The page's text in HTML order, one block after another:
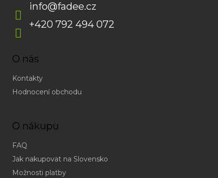
info@fadee.cz
+420 792 494 072
O nás
Kontakty
Hodnocení obchodu
O nákupu
FAQ
Jak nakupovat na Slovensko
Možnosti platby